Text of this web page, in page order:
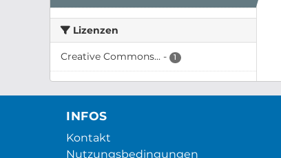
Lizenzen
Creative Commons... - 1
INFOS
Kontakt
Nutzungsbedingungen